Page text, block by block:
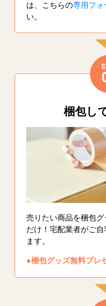
は、こちらの専用フォ
い。
梱包し
売りたい商品を梱包
だけ！宅配業者がご
ます。
●梱包グッズ無料プレ